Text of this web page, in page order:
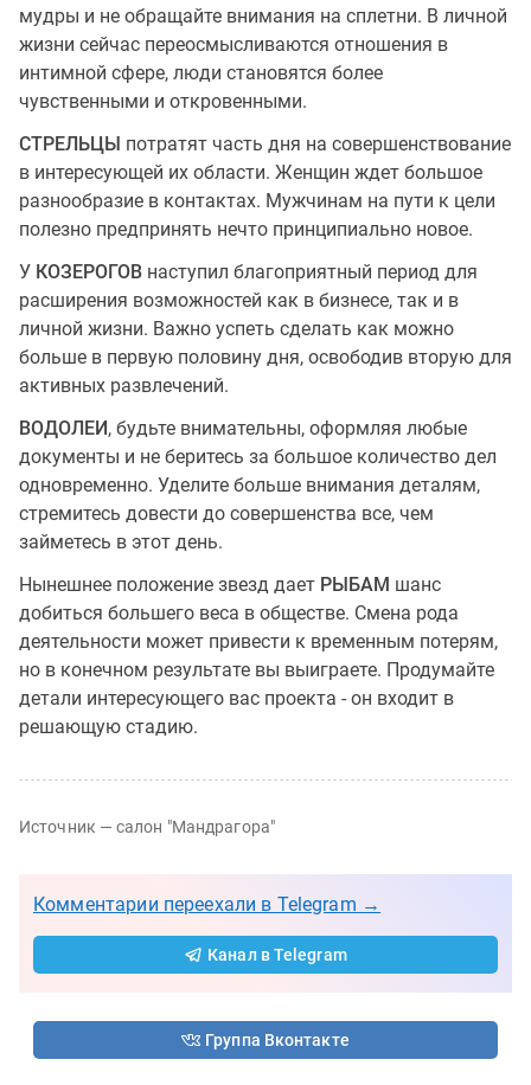
мудры и не обращайте внимания на сплетни. В личной
жизни сейчас переосмысливаются отношения в
интимной сфере, люди становятся более
чувственными и откровенными.
СТРЕЛЬЦЫ потратят часть дня на совершенствование
в интересующей их области. Женщин ждет большое
разнообразие в контактах. Мужчинам на пути к цели
полезно предпринять нечто принципиально новое.
У КОЗЕРОГОВ наступил благоприятный период для
расширения возможностей как в бизнесе, так и в
личной жизни. Важно успеть сделать как можно
больше в первую половину дня, освободив вторую для
активных развлечений.
ВОДОЛЕИ, будьте внимательны, оформляя любые
документы и не беритесь за большое количество дел
одновременно. Уделите больше внимания деталям,
стремитесь довести до совершенства все, чем
займетесь в этот день.
Нынешнее положение звезд дает РЫБАМ шанс
добиться большего веса в обществе. Смена рода
деятельности может привести к временным потерям,
но в конечном результате вы выиграете. Продумайте
детали интересующего вас проекта - он входит в
решающую стадию.
Источник — салон "Мандрагора"
Комментарии переехали в Telegram →
Канал в Telegram
Группа Вконтакте